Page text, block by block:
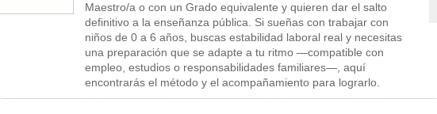
Maestro/a o con un Grado equivalente y quieren dar el salto
definitivo a la enseñanza pública. Si sueñas con trabajar con
niños de 0 a 6 años, buscas estabilidad laboral real y necesitas
una preparación que se adapte a tu ritmo —compatible con
empleo, estudios o responsabilidades familiares—, aquí
encontrarás el método y el acompañamiento para lograrlo.